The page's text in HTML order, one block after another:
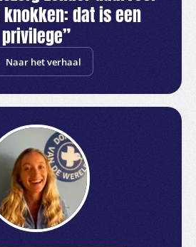
dat is een
privilege”
Naar het verhaal